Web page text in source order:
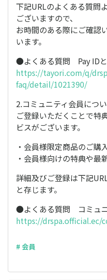
下記URLのよくある質問
ございますので、
お時間のある際にご確認
います。
●よくある質問 Pay ID
https://tayori.com/q/
faq/detail/1021390/
2.コミュニティ会員につ
ご登録いただくことで特
ビスがございます。
・会員様限定商品のご購
・会員様向けの特典や最
詳細及びご登録は下記
と存じます。
●よくある質問 コミュ
https://drspa.official.ec/
# 会員